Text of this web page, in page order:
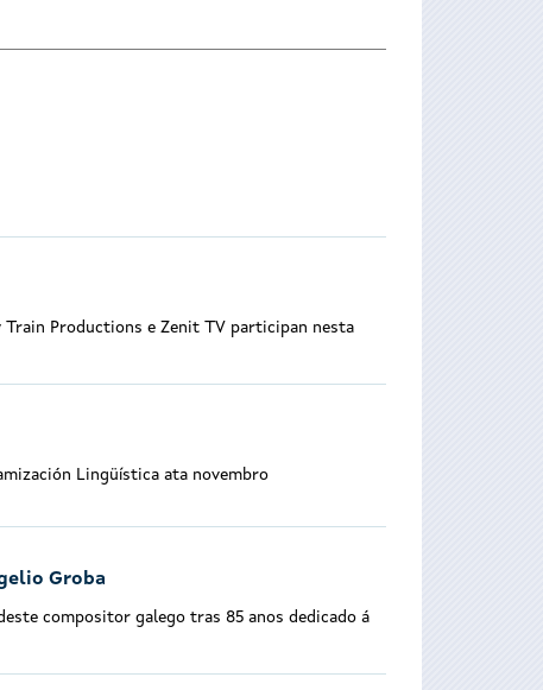
Train Productions e Zenit TV participan nesta
Lingüística ata novembro
Groba
compositor galego tras 85 anos dedicado á